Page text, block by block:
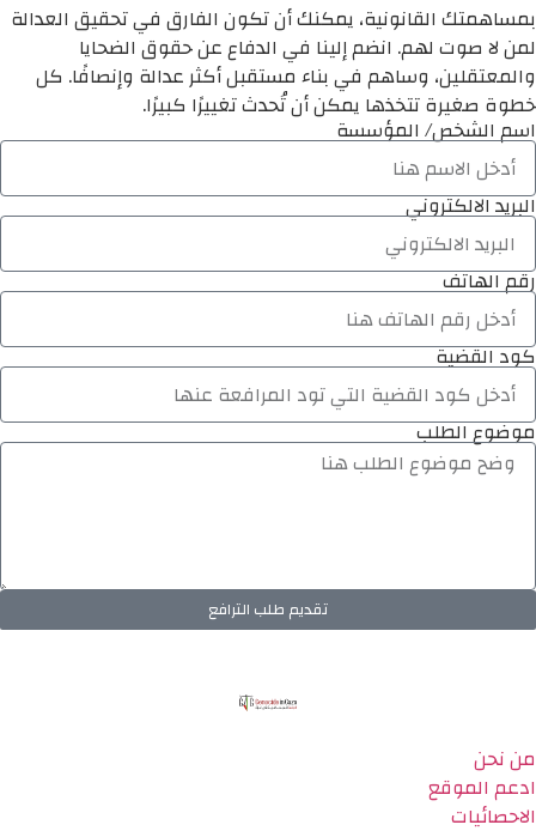
بمساهمتك القانونية، يمكنك أن تكون الفارق في تحقيق العدالة
لمن لا صوت لهم. انضم إلينا في الدفاع عن حقوق الضحايا
والمعتقلين، وساهم في بناء مستقبل أكثر عدالة وإنصافًا. كل
خطوة صغيرة تتخذها يمكن أن تُحدث تغييرًا كبيرًا.
اسم الشخص/ المؤسسة
البريد الالكتروني
رقم الهاتف
كود القضية
موضوع الطلب
تقديم طلب الترافع
من نحن
ادعم الموقع
الاحصائيات